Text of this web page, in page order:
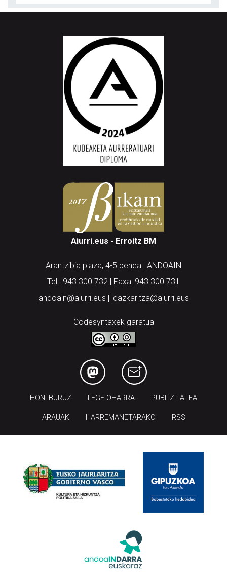
Aiurri.eus - Erroitz BM
Arantzibia plaza, 4-5 behea | ANDOAIN
Tel.: 943 300 732 | Faxa: 943 300 731
andoain@aiurri.eus | idazkaritza@aiurri.eus
Codesyntaxek garatua
HONI BURUZ LEGE OHARRA PUBLIZITATEA
ARAUAK HARREMANETARAKO RSS